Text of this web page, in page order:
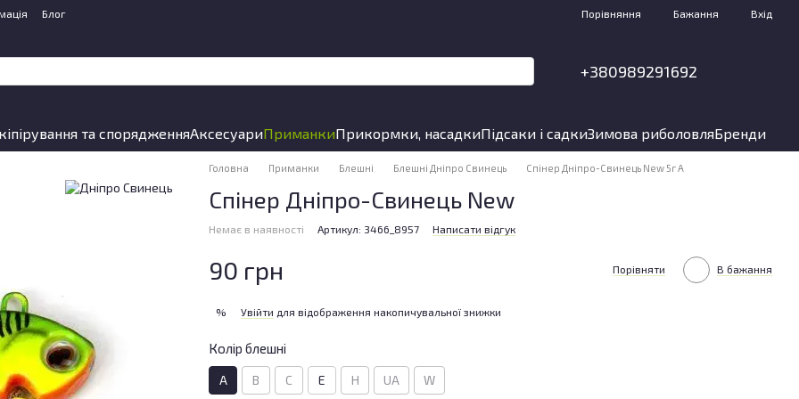
Блог Порівняння Бажання Вхід
+380989291692
та спорядженняАксесуариПриманкиПрикормки, насадкиПідсаки і садкиЗимова риболовляБренди
Головна Приманки Блешні Блешні Дніпро Свинець Спінер Дніпро-Свинець New 5г A
Спінер Дніпро-Свинець New
Немає в наявності Артикул: 3466_8957 Написати відгук
90 грн Порівняти В бажання
% Увійти для відображення накопичувальної знижки
Колір блешні
A B C E H UA W